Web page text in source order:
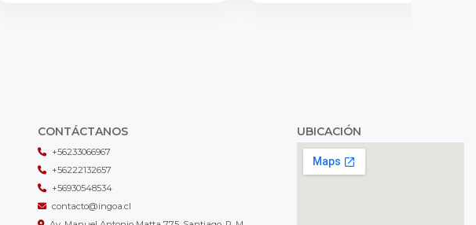
CONTÁCTANOS
+56233066967
+56222132657
+56930548534
contacto@ingoa.cl
UBICACIÓN